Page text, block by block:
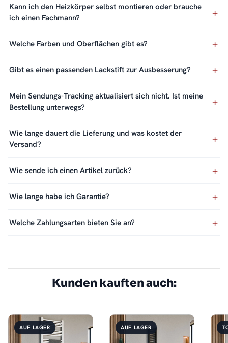
Kann ich den Heizkörper selbst montieren oder brauche
ich einen Fachmann?
Welche Farben und Oberflächen gibt es?
Gibt es einen passenden Lackstift zur Ausbesserung?
Mein Sendungs-Tracking aktualisiert sich nicht. Ist meine
Bestellung unterwegs?
Wie lange dauert die Lieferung und was kostet der
Versand?
Wie sende ich einen Artikel zurück?
Wie lange habe ich Garantie?
Welche Zahlungsarten bieten Sie an?
Kunden kauften auch:
AUF LAGER AUF LAGER